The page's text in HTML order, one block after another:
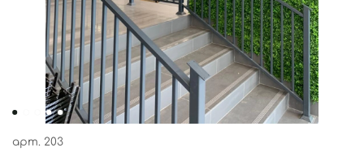
арт. 203